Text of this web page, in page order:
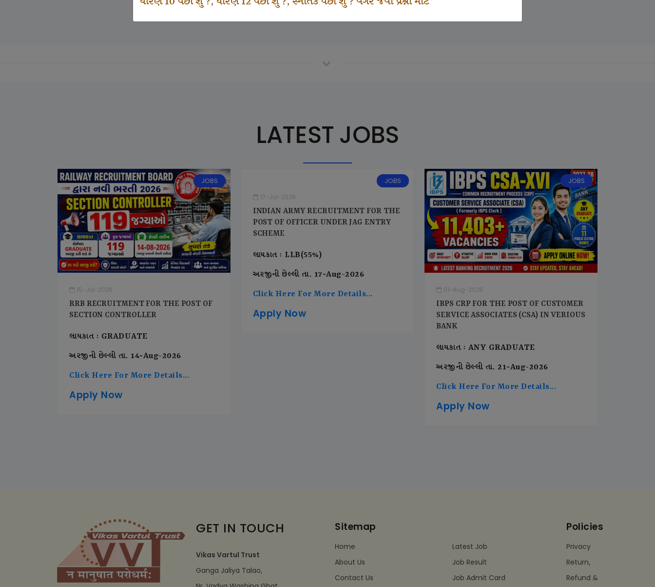
LATEST JOBS
JOBS
15-Jul-2026
RRB RECRUITMENT FOR THE POST OF
SECTION CONTROLLER
લાયકાત : GRADUATE
અરજીની છેલ્લી તા. 14-Aug-2026
Click Here For More Details...
Apply Now
JOBS
17-Jul-2026
INDIAN ARMY RECRUITMENT FOR THE
POST OF OFFICER UNDER JAG ENTRY
SCHEME
લાયકાત : LLB(55%)
અરજીની છેલ્લી તા. 17-Aug-2026
Click Here For More Details...
Apply Now
JOBS
01-Aug-2026
IBPS CRP FOR THE POST OF CUSTOMER
SERVICE ASSOCIATES (CSA) IN VERIOUS
BANK
લાયકાત : ANY GRADUATE
અરજીની છેલ્લી તા. 21-Aug-2026
Click Here For More Details...
Apply Now
GET IN TOUCH
Vikas Vartul Trust
Ganga Jaliya Talao,
Sitemap
Home
About Us
Contact Us
Latest Job
Job Result
Job Admit Card
Policies
Privacy
Return,
Refund &